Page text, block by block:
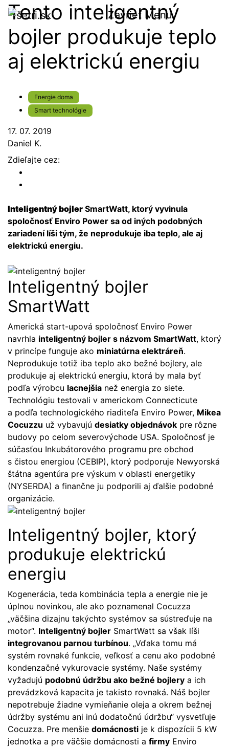
Zavrieť Menu
Tento inteligentný
bojler produkuje teplo
aj elektrickú energiu
Energie doma
Smart technológie
17. 07. 2019
Daniel K.
Zdieľajte cez:
Inteligentný bojler SmartWatt, ktorý vyvinula
spoločnosť Enviro Power sa od iných podobných
zariadení líši tým, že neprodukuje iba teplo, ale aj
elektrickú energiu.
Inteligentný bojler
SmartWatt
Americká start-upová spoločnosť Enviro Power
navrhla inteligentný bojler s názvom SmartWatt, ktorý
v princípe funguje ako miniatúrna elektráreň.
Neprodukuje totiž iba teplo ako bežné bojlery, ale
produkuje aj elektrickú energiu, ktorá by mala byť
podľa výrobcu lacnejšia než energia zo siete.
Technológiu testovali v americkom Connecticute
a podľa technologického riaditeľa Enviro Power, Mikea
Cocuzzu už vybavujú desiatky objednávok pre rôzne
budovy po celom severovýchode USA. Spoločnosť je
súčasťou Inkubátorového programu pre obchod
s čistou energiou (CEBIP), ktorý podporuje Newyorská
štátna agentúra pre výskum v oblasti energetiky
(NYSERDA) a finančne ju podporili aj ďalšie podobné
organizácie.
Inteligentný bojler, ktorý
produkuje elektrickú
energiu
Kogenerácia, teda kombinácia tepla a energie nie je
úplnou novinkou, ale ako poznamenal Cocuzza
„väčšina dizajnu takýchto systémov sa sústreďuje na
motor“. Inteligentný bojler SmartWatt sa však líši
integrovanou parnou turbínou. „Vďaka tomu má
systém rovnaké funkcie, veľkosť a cenu ako podobné
kondenzačné vykurovacie systémy. Naše systémy
vyžadujú podobnú údržbu ako bežné bojlery a ich
prevádzková kapacita je takisto rovnaká. Náš bojler
nepotrebuje žiadne vymieňanie oleja a okrem bežnej
údržby systému ani inú dodatočnú údržbu“ vysvetľuje
Cocuzza. Pre menšie domácnosti je k dispozícii 5 kW
jednotka a pre väčšie domácnosti a firmy Enviro